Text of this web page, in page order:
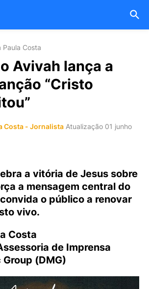
Paula Costa
Avivah lança a
“Cristo
Costa - Jornalista Atualização 01 junho
a vitória de Jesus sobre
a mensagem central do
o público a renovar
vivo.
Costa
de Imprensa
(DMG)